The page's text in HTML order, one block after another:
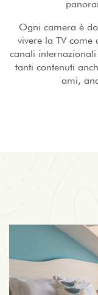
Ogni camera è
vivere la TV
canali
tanti contenuti
ami,